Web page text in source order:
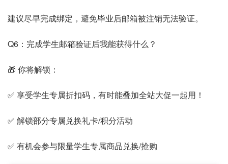
建议尽早完成绑定，避免毕业后邮箱被注销无法验证。
Q6：完成学生邮箱验证后我能获得什么？
🎁 你将解锁：
✅ 享受学生专属折扣码，有时能叠加全站大促一起用！
✅ 解锁部分专属兑换礼卡/积分活动
✅ 有机会参与限量学生专属商品兑换/抢购